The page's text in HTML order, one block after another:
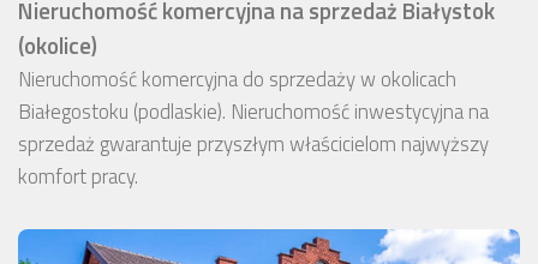
Nieruchomość komercyjna na sprzedaż Białystok
(okolice)
Nieruchomość komercyjna do sprzedaży w okolicach
Białegostoku (podlaskie). Nieruchomość inwestycyjna na
sprzedaż gwarantuje przyszłym właścicielom najwyższy
komfort pracy.